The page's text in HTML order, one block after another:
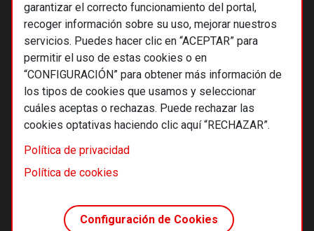
garantizar el correcto funcionamiento del portal,
recoger información sobre su uso, mejorar nuestros
servicios. Puedes hacer clic en “ACEPTAR” para
permitir el uso de estas cookies o en
“CONFIGURACIÓN” para obtener más información de
los tipos de cookies que usamos y seleccionar
cuáles aceptas o rechazas. Puede rechazar las
cookies optativas haciendo clic aquí “RECHAZAR”.
Política de privacidad
Política de cookies
Configuración de Cookies
© 2026 Alternativas económicas SCCL
Footer
Términos y condiciones de uso
Política de cookies